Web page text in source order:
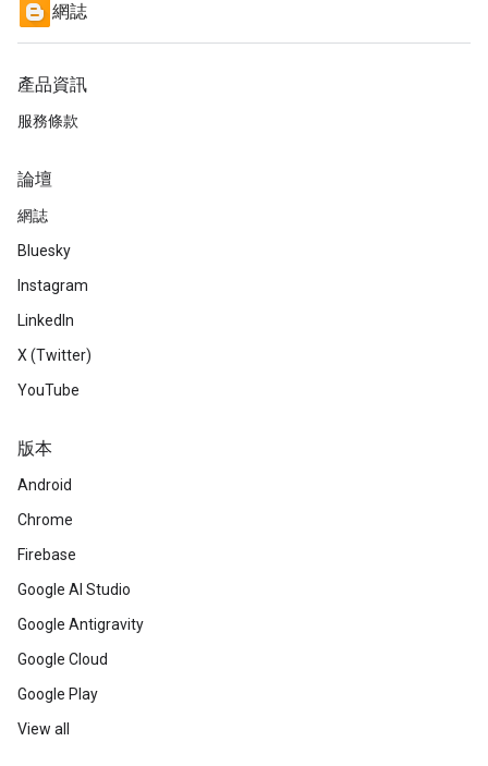
網誌
產品資訊
服務條款
論壇
網誌
Bluesky
Instagram
LinkedIn
X (Twitter)
YouTube
版本
Android
Chrome
Firebase
Google AI Studio
Google Antigravity
Google Cloud
Google Play
View all